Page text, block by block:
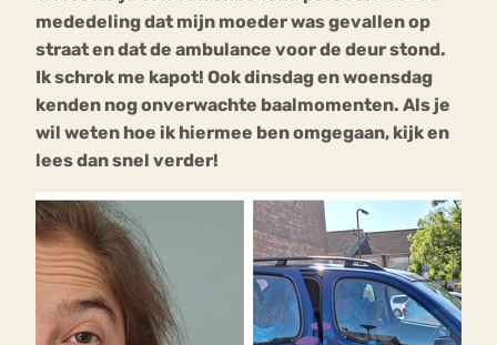
mededeling dat mijn moeder was gevallen op
straat en dat de ambulance voor de deur stond.
Ik schrok me kapot! Ook dinsdag en woensdag
kenden nog onverwachte baalmomenten. Als je
wil weten hoe ik hiermee ben omgegaan, kijk en
lees dan snel verder!
Eetbuien Piekeren Sport
Trauma
Orthorexia
Afvallen Angst